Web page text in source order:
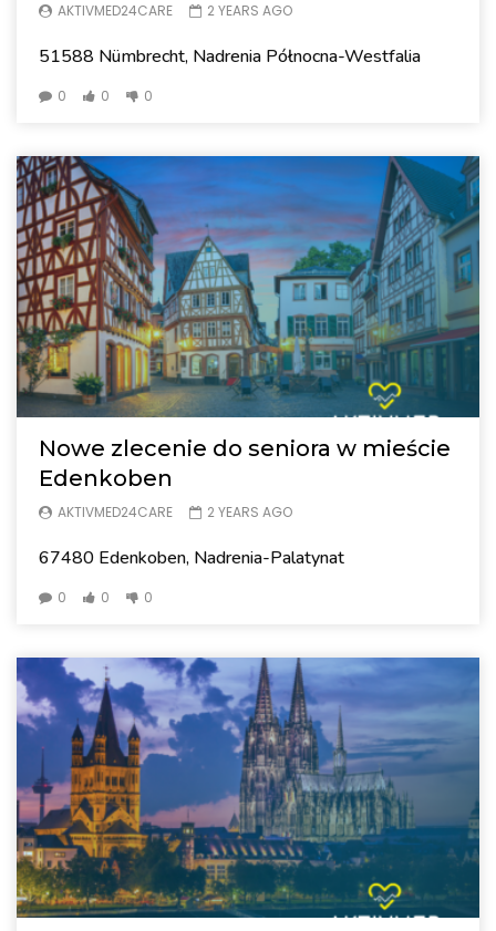
AKTIVMED24CARE 2 YEARS AGO
51588 Nümbrecht, Nadrenia Północna-Westfalia
0 0 0
Nowe zlecenie do seniora w mieście
Edenkoben
AKTIVMED24CARE 2 YEARS AGO
67480 Edenkoben, Nadrenia-Palatynat
0 0 0